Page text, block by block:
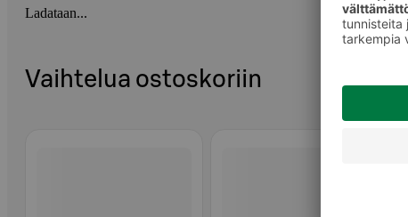
Ladataan...
Vaihtelua ostoskoriin